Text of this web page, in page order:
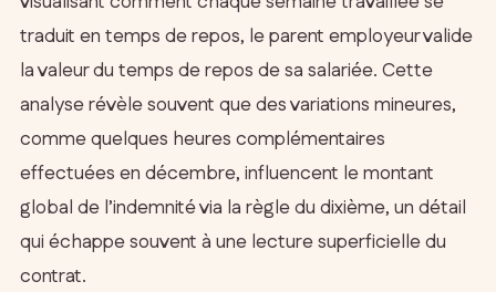
traduit en temps de repos, le parent employeur valide
la valeur du temps de repos de sa salariée. Cette
analyse révèle souvent que des variations mineures,
comme quelques heures complémentaires
effectuées en décembre, influencent le montant
global de l’indemnité via la règle du dixième, un détail
qui échappe souvent à une lecture superficielle du
contrat.